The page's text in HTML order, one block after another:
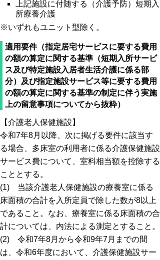
上記施設に付随する（介護予防）短期入
所療養介護
※いずれもユニット型除く。
適用要件（指定居宅サービスに要する費用
の額の算定に関する基準（短期入所サービ
ス及び特定施設入居者生活介護に係る部
分）及び指定施設サービス等に要する費用
の額の算定に関する基準の制定に伴う実施
上の留意事項についてから抜粋）
【介護老人保健施設】
令和7年8月以降、次に掲げる要件に該当す
る場合、多床室の利用者に係る介護保健施設
サービス費について、室料相当額を控除する
こととする。
(1) 当該介護老人保健施設の療養室に係る
床面積の合計を入所定員で除した数が8以上
であること。なお、療養室に係る床面積の合
計については、内法による測定とすること。
(2) 令和7年8月から令和9年7月までの間
は、令和6年度において、介護保健施設サー